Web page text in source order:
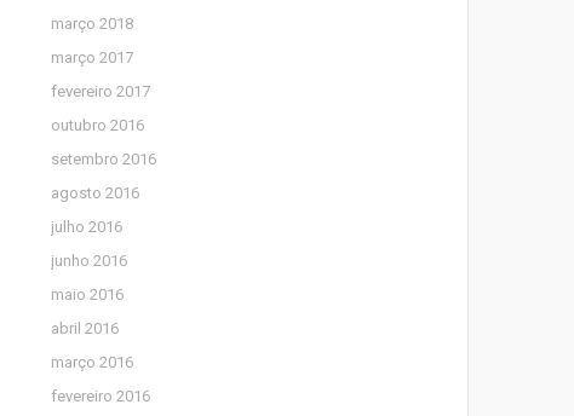
março 2018
março 2017
fevereiro 2017
outubro 2016
setembro 2016
agosto 2016
julho 2016
junho 2016
maio 2016
abril 2016
março 2016
fevereiro 2016